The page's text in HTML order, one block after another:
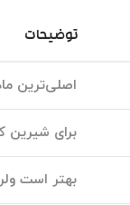
توضیحات
اصلی‌ترین
برای شیرین
بهتر است